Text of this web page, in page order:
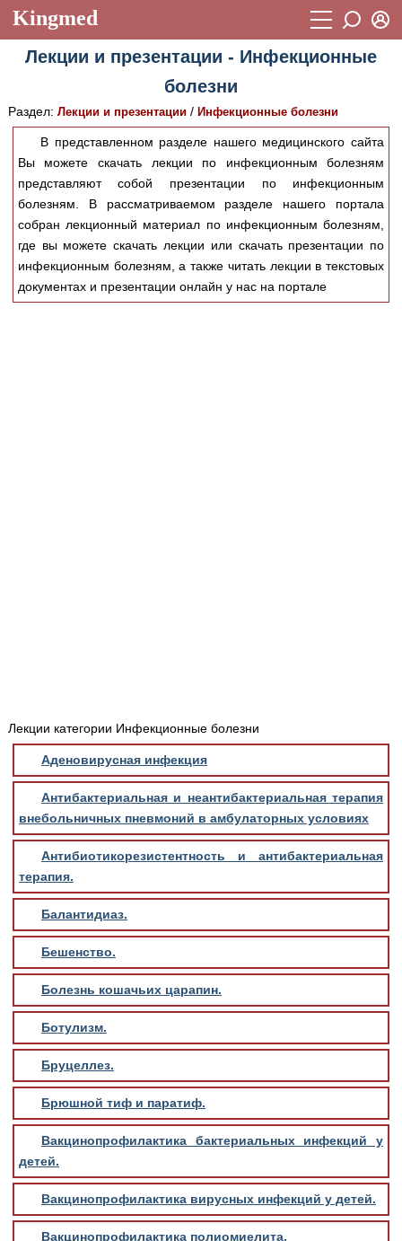
Kingmed
Учебный материал
Фотогалерея
Истории болезней 1268
Лекции и презентации 2474
Аккредитационные тесты
Методические рекомендации 1050
Научно-популярное
Пароль
Восстановить пароль
Регистрация
Вход
Лекции и презентации - Инфекционные
болезни
Раздел: Лекции и презентации/ Инфекционные болезни
В представленном разделе нашего медицинского сайта
Вы можете скачать лекции по инфекционным болезням
представляют собой презентации по инфекционным
болезням. В рассматриваемом разделе нашего портала
собран лекционный материал по инфекционным болезням,
где вы можете скачать лекции или скачать презентации по
инфекционным болезням, а также читать лекции в текстовых
документах и презентации онлайн у нас на портале
Лекции категории Инфекционные болезни
Аденовирусная инфекция
Антибактериальная и неантибактериальная терапия
внебольничных пневмоний в амбулаторных условиях
Антибиотикорезистентность и антибактериальная
терапия.
Балантидиаз.
Бешенство.
Болезнь кошачьих царапин.
Ботулизм.
Бруцеллез.
Брюшной тиф и паратиф.
Вакцинопрофилактика бактериальных инфекций у
детей.
Вакцинопрофилактика вирусных инфекций у детей.
Вакцинопрофилактика полиомиелита.